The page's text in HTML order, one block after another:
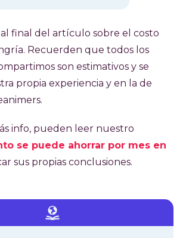
al final del artículo sobre el costo
Recuerden que todos los
son estimativos y se
propia experiencia y en la de
info, pueden leer nuestro
se puede ahorrar por mes en
sus propias conclusiones.